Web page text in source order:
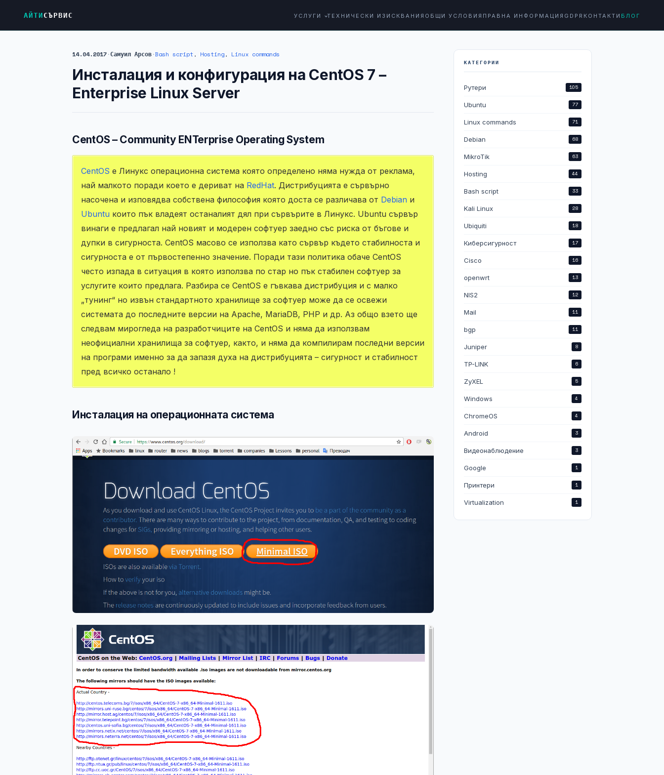
АЙТИСЪРВИС УСЛУГИ ТЕХНИЧЕСКИ ИЗИСКВАНИЯ ОБЩИ УСЛОВИЯ ПРАВНА ИНФОРМАЦИЯ GDPR КОНТАКТИ БЛОГ
14.04.2017·Самуил Арсов·Bash script, Hosting, Linux commands
Инсталация и конфигурация на CentOS 7 –
Enterprise Linux Server
CentOS – Community ENTerprise Operating System
CentOS е Линукс операционна система която определено няма нужда от реклама,
най малкото поради което е дериват на RedHat. Дистрибуцията е сървърно
насочена и изповядва собствена философия която доста се различава от Debian и
Ubuntu които пък владеят останалият дял при сървърите в Линукс. Ubuntu сървър
винаги е предлагал най новият и модерен софтуер заедно със риска от бъгове и
дупки в сигурноста. CentOS масово се използва като сървър където стабилноста и
сигурноста е от първостепенно значение. Поради тази политика обаче CentOS
често изпада в ситуация в която използва по стар но пък стабилен софтуер за
услугите които предлага. Разбира се CentOS е гъвкава дистрибуция и с малко
„тунинг“ но извън стандартното хранилище за софтуер може да се освежи
системата до последните версии на Apache, MariaDB, PHP и др. Аз общо взето ще
следвам мирогледа на разработчиците на CentOS и няма да използвам
неофициални хранилища за софтуер, както, и няма да компилирам последни версии
на програми именно за да запазя духа на дистрибуцията – сигурност и стабилност
пред всичко останало !
Инсталация на операционната система
КАТЕГОРИИ
Рутери 105
Ubuntu 77
Linux commands 71
Debian 68
MikroTik 63
Hosting 44
Bash script 33
Kali Linux 28
Ubiquiti 18
Киберсигурност 17
Cisco 16
openwrt 13
NIS2 12
Mail 11
bgp 11
Juniper 8
TP-LINK 6
ZyXEL 5
Windows 4
ChromeOS 4
Android 3
Видеонаблюдение 3
Google 1
Принтери 1
Virtualization 1